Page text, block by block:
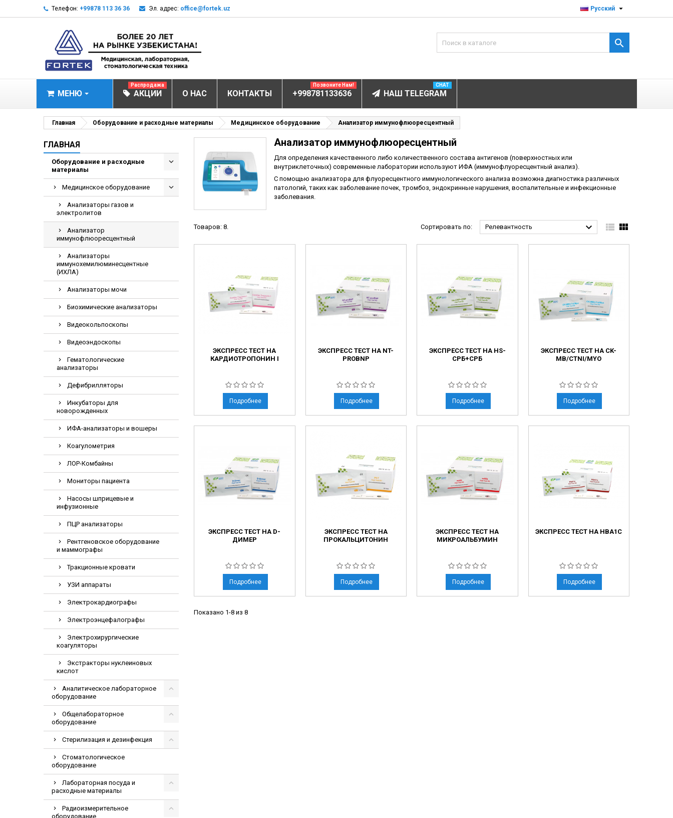
Телефон: +99878 113 36 36 Эл. адрес: office@fortek.uz Русский 

МЕНЮ
МЕДИЦИНСКОЕ ОБОРУДОВАНИЕ
Анализаторы газов и электролитов
Анализатор иммунофлюоресцентный
Анализаторы иммунохемилюминесцентные (ИХЛА)
Анализаторы мочи
Видеоэндоскопы
Гематологические анализаторы
Инкубаторы для новорожденных
ИФА-анализаторы и вошеры
Коагулометрия
Насосы шприцевые и инфузионные
Рентгеновское оборудование и маммографы
Тракционные кровати
Электрокардиографы
Электрохирургические коагуляторы
Экстракторы нуклеиновых кислот
АКЦИИ
Распродажа
О НАС КОНТАКТЫ +998781133636
Позвоните Нам!
НАШ TELEGRAM
CHAT
Главная Оборудование и расходные материалы Медицинское оборудование Анализатор иммунофлюоресцентный
ГЛАВНАЯ
Оборудование и расходные
материалы
Медицинское оборудование
Анализаторы газов и
электролитов
Анализатор
иммунофлюоресцентный
Анализаторы
иммунохемилюминесцентные
(ИХЛА)
Анализаторы мочи
Биохимические анализаторы
Видеокольпоскопы
Видеоэндоскопы
Гематологические
анализаторы
Дефибрилляторы
Инкубаторы для
новорожденных
ИФА-анализаторы и вошеры
Коагулометрия
ЛОР-Комбайны
Мониторы пациента
Насосы шприцевые и
инфузионные
ПЦР анализаторы
Рентгеновское оборудование
и маммографы
Тракционные кровати
УЗИ аппараты
Электрокардиографы
Электроэнцефалографы
Электрохирургические
коагуляторы
Экстракторы нуклеиновых
кислот
Аналитическое лабораторное
оборудование
Общелабораторное
оборудование
Стерилизация и дезинфекция
Стоматологическое
оборудование
Лабораторная посуда и
расходные материалы
Радиоизмерительное
оборудование
Анализатор иммунофлюоресцентный
Для определения качественного либо количественного состава антигенов (поверхностных или
внутриклеточных) современные лаборатории используют ИФА (иммунофлуоресцентный анализ).
С помощью анализатора для флуоресцентного иммунологического анализа возможна диагностика различных
патологий, таких как заболевание почек, тромбоз, эндокринные нарушения, воспалительные и инфекционные
заболевания.
Товаров: 8. Сортировать по: Релевантность   
ЭКСПРЕСС ТЕСТ НА
КАРДИОТРОПОНИН I
Подробнее
ЭКСПРЕСС ТЕСТ НА NT-
PROBNP
Подробнее
ЭКСПРЕСС ТЕСТ НА HS-
СРБ+СРБ
Подробнее
ЭКСПРЕСС ТЕСТ НА CK-
MB/CTNI/MYO
Подробнее
ЭКСПРЕСС ТЕСТ НА D-
ДИМЕР
Подробнее
ЭКСПРЕСС ТЕСТ НА
ПРОКАЛЬЦИТОНИН
Подробнее
ЭКСПРЕСС ТЕСТ НА
МИКРОАЛЬБУМИН
Подробнее
ЭКСПРЕСС ТЕСТ НА HBA1C
Подробнее
Показано 1-8 из 8